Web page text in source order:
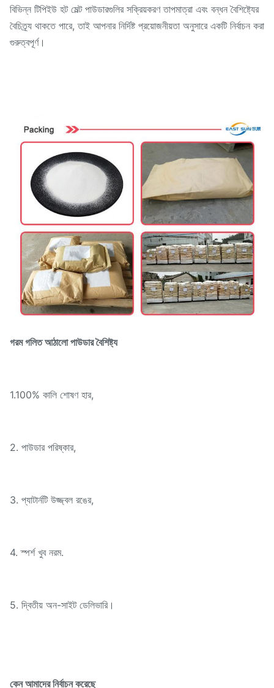
বিভিন্ন টিপিইউ হট মেল্ট পাউডারগুলির সক্রিয়করণ তাপমাত্রা এবং বন্ধন বৈশিষ্ট্যের
বৈচিত্র্য থাকতে পারে, তাই আপনার নির্দিষ্ট প্রয়োজনীয়তা অনুসারে একটি নির্বাচন করা
গুরুত্বপূর্ণ।
গরম গলিত আঠালো পাউডার বৈশিষ্ট্য
1.100% কালি শোষণ হার,
2. পাউডার পরিষ্কার,
3. প্যাটার্নটি উজ্জ্বল রঙের,
4. স্পর্শ খুব নরম.
5. দ্বিতীয় অন-সাইট ডেলিভারি।
কেন আমাদের নির্বাচন করেছে